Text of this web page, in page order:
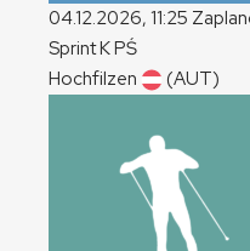
04.12.2026, 11:25
SprintKPŚ
Hochfilzen
(AUT)